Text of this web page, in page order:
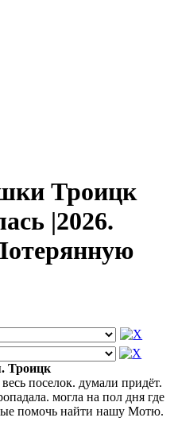
Троицк
|2026.
Троицк
поселок. думали придёт.
могла на пол дня где
помочь найти нашу Мотю.